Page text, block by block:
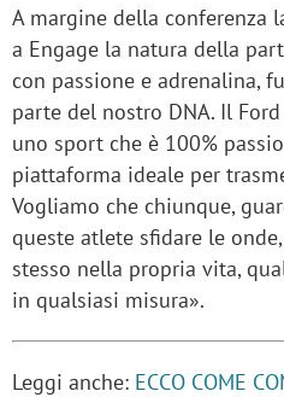
A margine della conferenza
a Engage la natura della
con passione e adrenalina,
parte del nostro DNA. Il
uno sport che è 100%
piattaforma ideale per
Vogliamo che chiunque,
queste atlete sfidare le
stesso nella propria vita,
in qualsiasi misura».
Leggi anche: ECCO COME